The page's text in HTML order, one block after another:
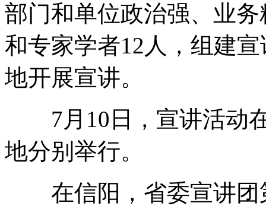
部门和单位政治强、业
和专家学者12人，组建
地开展宣讲。
7月10日，宣讲活动在
地分别举行。
在信阳，省委宣讲团